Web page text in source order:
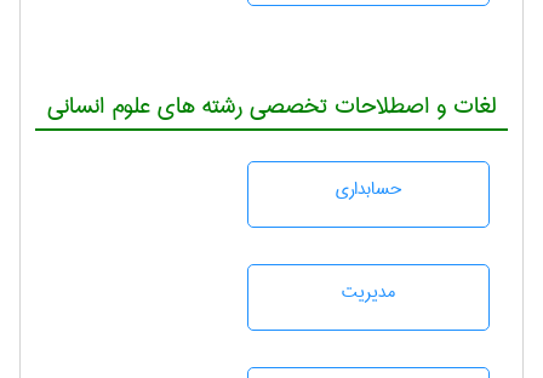
لغات و اصطلاحات تخصصی رشته های علوم انسانی
حسابداری
مديريت